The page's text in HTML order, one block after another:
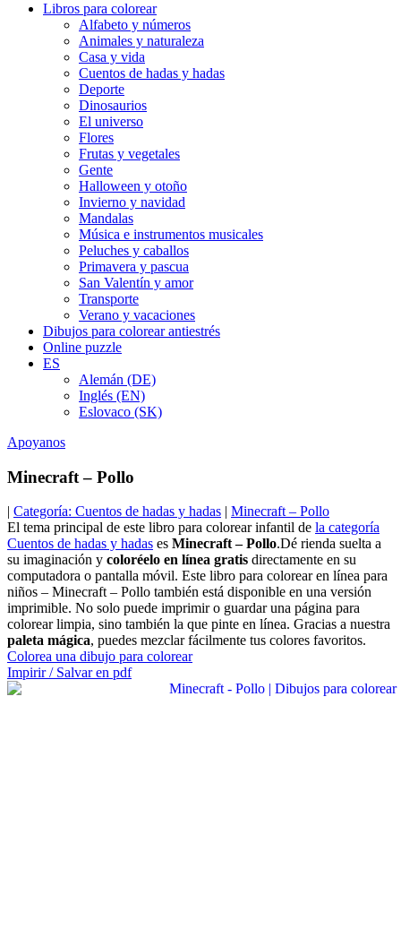
Libros para colorear
Alfabeto y números
Animales y naturaleza
Casa y vida
Cuentos de hadas y hadas
Deporte
Dinosaurios
El universo
Flores
Frutas y vegetales
Gente
Halloween y otoño
Invierno y navidad
Mandalas
Música e instrumentos musicales
Peluches y caballos
Primavera y pascua
San Valentín y amor
Transporte
Verano y vacaciones
Dibujos para colorear antiestrés
Online puzzle
ES
Alemán (DE)
Inglés (EN)
Eslovaco (SK)
Apoyanos
Minecraft – Pollo
| Categoría: Cuentos de hadas y hadas | Minecraft – Pollo
El tema principal de este libro para colorear infantil de la categoría
Cuentos de hadas y hadas es Minecraft – Pollo.Dé rienda suelta a
su imaginación y coloréelo en línea gratis directamente en su
computadora o pantalla móvil. Este libro para colorear en línea para
niños – Minecraft – Pollo también está disponible en una versión
imprimible. No solo puede imprimir o guardar una página para
colorear limpia, sino también la que pinte en línea. Gracias a nuestra
paleta mágica, puedes mezclar fácilmente tus colores favoritos.
Colorea una dibujo para colorear
Impirir / Salvar en pdf